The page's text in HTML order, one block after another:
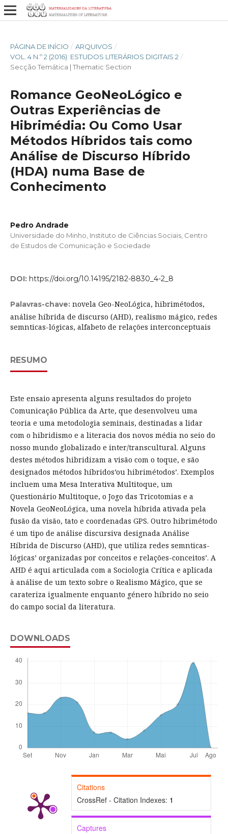
PÁGINA DE INÍCIO / ARQUIVOS /
VOL. 4 N.º 2 (2016): ESTUDOS LITERÁRIOS DIGITAIS 2 /
Secção Temática | Thematic Section
Romance GeoNeoLógico e
Outras Experiências de
Hibrimédia: Ou Como Usar
Métodos Híbridos tais como
Análise de Discurso Híbrido
(HDA) numa Base de
Conhecimento
Pedro Andrade
Universidade do Minho, Instituto de Ciências Sociais, Centro
de Estudos de Comunicação e Sociedade
DOI: https://doi.org/10.14195/2182-8830_4-2_8
Palavras-chave: novela Geo-NeoLógica, hibrimétodos,
análise híbrida de discurso (AHD), realismo mágico, redes
semnticas-lógicas, alfabeto de relações interconceptuais
RESUMO
Este ensaio apresenta alguns resultados do projeto
Comunicação Pública da Arte, que desenvolveu uma
teoria e uma metodologia seminais, destinadas a lidar
com o hibridismo e a literacia dos novos média no seio do
nosso mundo globalizado e inter/transcultural. Alguns
destes métodos hibridizam a visão com o toque, e são
designados métodos híbridos’ou hibrimétodos’. Exemplos
incluem uma Mesa Interativa Multitoque, um
Questionário Multitoque, o Jogo das Tricotomias e a
Novela GeoNeoLógica, uma novela híbrida ativada pela
fusão da visão, tato e coordenadas GPS. Outro hibrimétodo
é um tipo de análise discursiva designada Análise
Híbrida de Discurso (AHD), que utiliza redes semnticas-
lógicas’ organizadas por conceitos e relações-conceitos’. A
AHD é aqui articulada com a Sociologia Crítica e aplicada
à análise de um texto sobre o Realismo Mágico, que se
carateriza igualmente enquanto género híbrido no seio
do campo social da literatura.
DOWNLOADS
Citations
CrossRef - Citation Indexes: 1
Captures